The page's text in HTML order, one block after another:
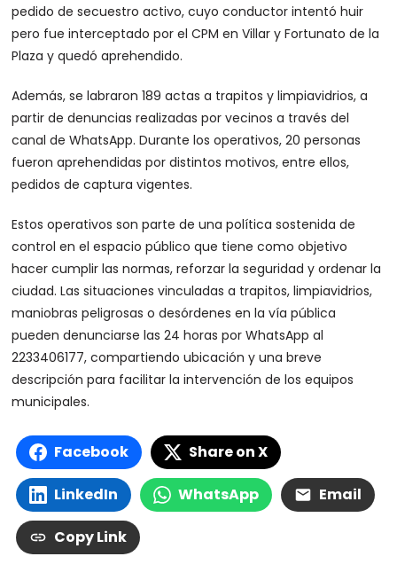
pedido de secuestro activo, cuyo conductor intentó huir
pero fue interceptado por el CPM en Villar y Fortunato de la
Plaza y quedó aprehendido.
Además, se labraron 189 actas a trapitos y limpiavidrios, a
partir de denuncias realizadas por vecinos a través del
canal de WhatsApp. Durante los operativos, 20 personas
fueron aprehendidas por distintos motivos, entre ellos,
pedidos de captura vigentes.
Estos operativos son parte de una política sostenida de
control en el espacio público que tiene como objetivo
hacer cumplir las normas, reforzar la seguridad y ordenar la
ciudad. Las situaciones vinculadas a trapitos, limpiavidrios,
maniobras peligrosas o desórdenes en la vía pública
pueden denunciarse las 24 horas por WhatsApp al
2233406177, compartiendo ubicación y una breve
descripción para facilitar la intervención de los equipos
municipales.
Facebook Share on X
LinkedIn WhatsApp Email
Copy Link